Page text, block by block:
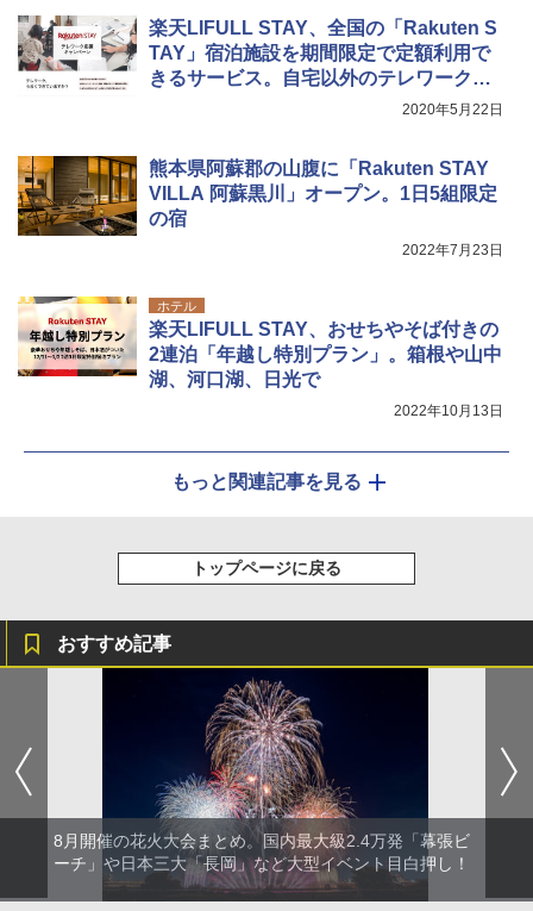
楽天LIFULL STAY、全国の「Rakuten S
TAY」宿泊施設を期間限定で定額利用で
きるサービス。自宅以外のテレワーク拠
2020年5月22日
熊本県阿蘇郡の山腹に「Rakuten STAY
VILLA 阿蘇黒川」オープン。1日5組限定
の宿
2022年7月23日
ホテル
楽天LIFULL STAY、おせちやそば付きの
2連泊「年越し特別プラン」。箱根や山中
湖、河口湖、日光で
2022年10月13日
もっと関連記事を見る
トップページに戻る
おすすめ記事
8月開催の花火大会まとめ。国内最大級2.4万発「幕張ビ
ーチ」や日本三大「長岡」など大型イベント目白押し！